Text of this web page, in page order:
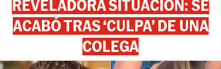
REVELADORA SITUACIÓN: SE
ACABÓ TRAS ‘CULPA’ DE UNA
COLEGA